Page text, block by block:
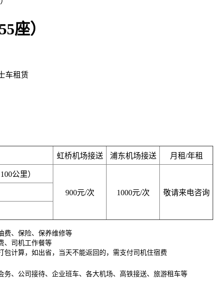
座）
车租赁
虹桥机场接送 浦东机场接送 月租/年租
公里）
900元/次 1000元/次 敬请来电咨询
费、保险、保养维修等
、司机工作餐等
包计算，如出省，当天不能返回的，需支付司机住宿费
务、公司接待、企业班车、各大机场、高铁接送、旅游租车等